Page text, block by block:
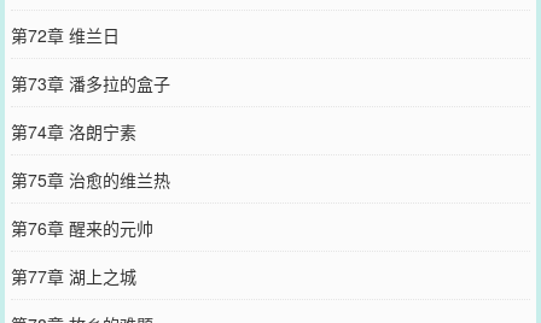
第72章 维兰日
第73章 潘多拉的盒子
第74章 洛朗宁素
第75章 治愈的维兰热
第76章 醒来的元帅
第77章 湖上之城